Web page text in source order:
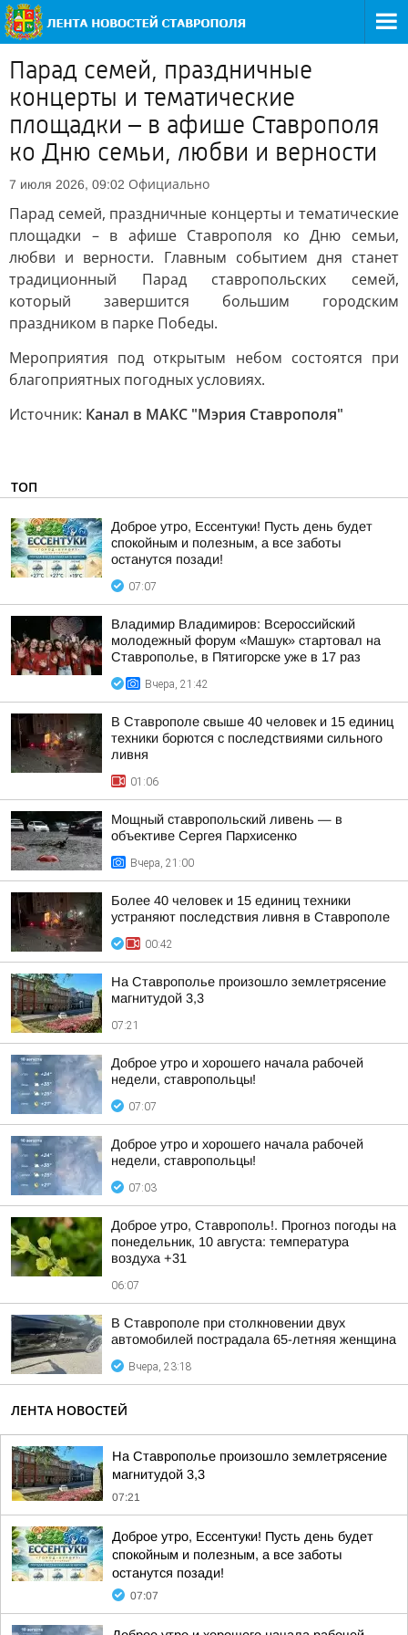
Парад семей, праздничные
концерты и тематические
площадки – в афише Ставрополя
ко Дню семьи, любви и верности
7 июля 2026, 09:02 Официально
Парад семей, праздничные концерты и тематические
площадки – в афише Ставрополя ко Дню семьи,
любви и верности. Главным событием дня станет
традиционный Парад ставропольских семей,
который завершится большим городским
праздником в парке Победы.
Мероприятия под открытым небом состоятся при
благоприятных погодных условиях.
Источник: Канал в МАКС "Мэрия Ставрополя"
ТОП
Доброе утро, Ессентуки! Пусть день будет
спокойным и полезным, а все заботы
останутся позади!
07:07
Владимир Владимиров: Всероссийский
молодежный форум «Машук» стартовал на
Ставрополье, в Пятигорске уже в 17 раз
Вчера, 21:42
В Ставрополе свыше 40 человек и 15 единиц
техники борются с последствиями сильного
ливня
01:06
Мощный ставропольский ливень — в
объективе Сергея Пархисенко
Вчера, 21:00
Более 40 человек и 15 единиц техники
устраняют последствия ливня в Ставрополе
00:42
На Ставрополье произошло землетрясение
магнитудой 3,3
07:21
Доброе утро и хорошего начала рабочей
недели, ставропольцы!
07:07
Доброе утро и хорошего начала рабочей
недели, ставропольцы!
07:03
Доброе утро, Ставрополь!. Прогноз погоды на
понедельник, 10 августа: температура
воздуха +31
06:07
В Ставрополе при столкновении двух
автомобилей пострадала 65-летняя женщина
Вчера, 23:18
ЛЕНТА НОВОСТЕЙ
На Ставрополье произошло землетрясение
магнитудой 3,3
07:21
Доброе утро, Ессентуки! Пусть день будет
спокойным и полезным, а все заботы
останутся позади!
07:07